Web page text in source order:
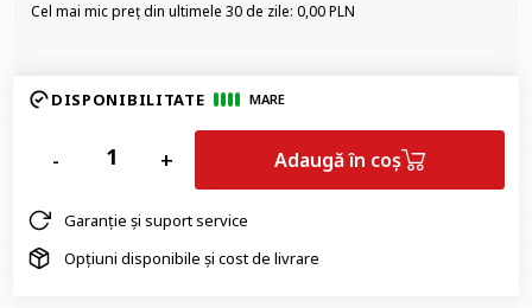
Cel mai mic preț din ultimele 30 de zile: 0,00 PLN
DISPONIBILITATE MARE
- + Adaugă în coș
Garanție și suport service
Opțiuni disponibile și cost de livrare